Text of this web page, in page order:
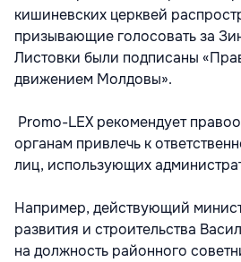
кишиневских церквей
призывающие голосовать за
Листовки были подписаны
движением Молдовы».
Promo-LEX рекомендует
органам привлечь к
лиц, использующих
Например, действующий
развития и строительства
на должность районного